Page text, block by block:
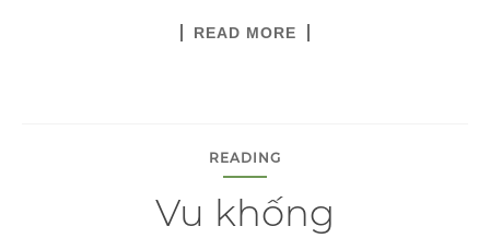
READ MORE
READING
Vu khống